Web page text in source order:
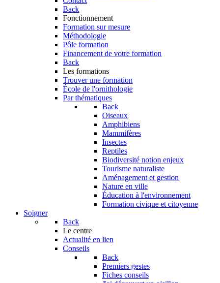
Back
Fonctionnement
Formation sur mesure
Méthodologie
Pôle formation
Financement de votre formation
Back
Les formations
Trouver une formation
École de l'ornithologie
Par thématiques
Back
Oiseaux
Amphibiens
Mammifères
Insectes
Reptiles
Biodiversité notion enjeux
Tourisme naturaliste
Aménagement et gestion
Nature en ville
Éducation à l'environnement
Formation civique et citoyenne
Soigner
Back
Le centre
Actualité en lien
Conseils
Back
Premiers gestes
Fiches conseils